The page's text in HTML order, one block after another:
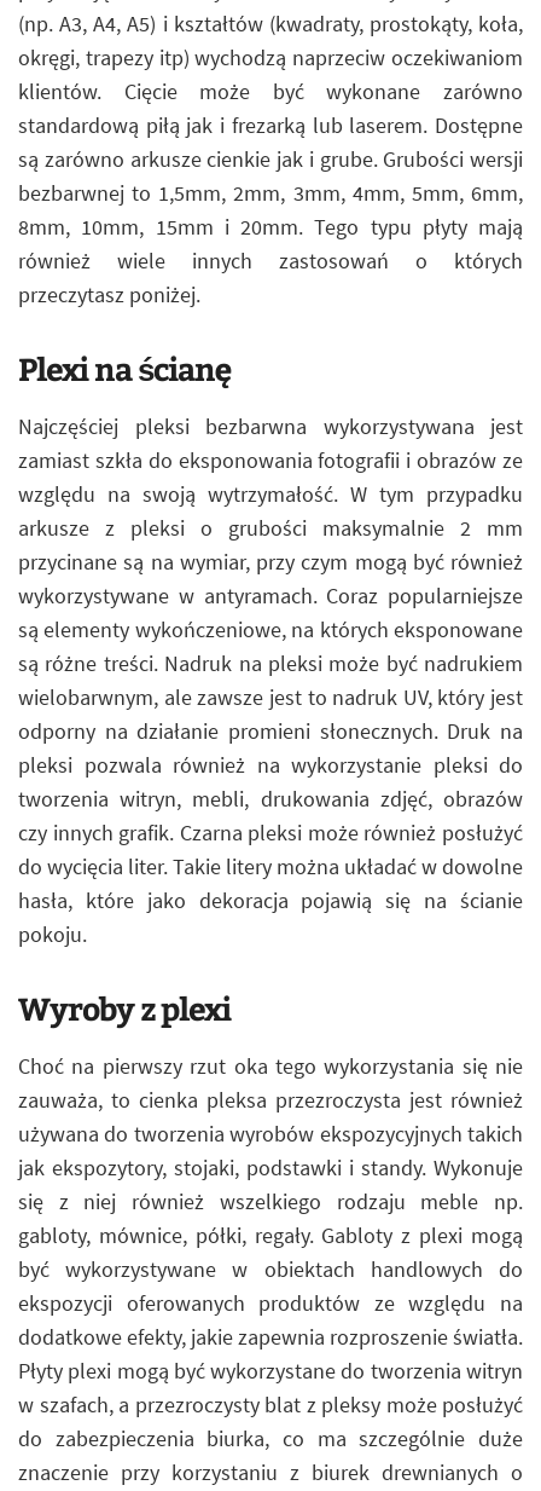
(np. A3, A4, A5) i kształtów (kwadraty, prostokąty, koła,
okręgi, trapezy itp) wychodzą naprzeciw oczekiwaniom
klientów. Cięcie może być wykonane zarówno
standardową piłą jak i frezarką lub laserem. Dostępne
są zarówno arkusze cienkie jak i grube. Grubości wersji
bezbarwnej to 1,5mm, 2mm, 3mm, 4mm, 5mm, 6mm,
8mm, 10mm, 15mm i 20mm. Tego typu płyty mają
również wiele innych zastosowań o których
przeczytasz poniżej.
Plexi na ścianę
Najczęściej pleksi bezbarwna wykorzystywana jest
zamiast szkła do eksponowania fotografii i obrazów ze
względu na swoją wytrzymałość. W tym przypadku
arkusze z pleksi o grubości maksymalnie 2 mm
przycinane są na wymiar, przy czym mogą być również
wykorzystywane w antyramach. Coraz popularniejsze
są elementy wykończeniowe, na których eksponowane
są różne treści. Nadruk na pleksi może być nadrukiem
wielobarwnym, ale zawsze jest to nadruk UV, który jest
odporny na działanie promieni słonecznych. Druk na
pleksi pozwala również na wykorzystanie pleksi do
tworzenia witryn, mebli, drukowania zdjęć, obrazów
czy innych grafik. Czarna pleksi może również posłużyć
do wycięcia liter. Takie litery można układać w dowolne
hasła, które jako dekoracja pojawią się na ścianie
pokoju.
Wyroby z plexi
Choć na pierwszy rzut oka tego wykorzystania się nie
zauważa, to cienka pleksa przezroczysta jest również
używana do tworzenia wyrobów ekspozycyjnych takich
jak ekspozytory, stojaki, podstawki i standy. Wykonuje
się z niej również wszelkiego rodzaju meble np.
gabloty, mównice, półki, regały. Gabloty z plexi mogą
być wykorzystywane w obiektach handlowych do
ekspozycji oferowanych produktów ze względu na
dodatkowe efekty, jakie zapewnia rozproszenie światła.
Płyty plexi mogą być wykorzystane do tworzenia witryn
w szafach, a przezroczysty blat z pleksy może posłużyć
do zabezpieczenia biurka, co ma szczególnie duże
znaczenie przy korzystaniu z biurek drewnianych o